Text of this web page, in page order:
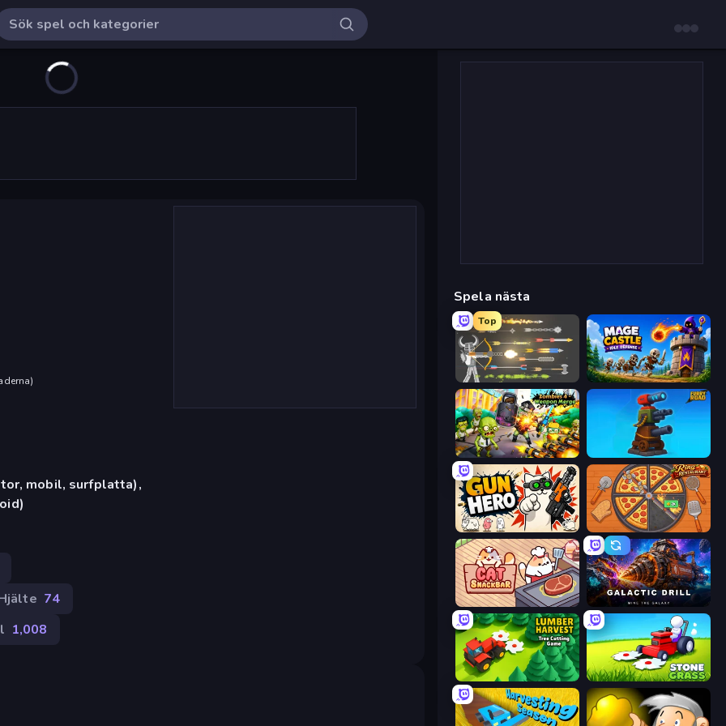
)
mobil, surfplatta),
74
1,008
Spela nästa
Top
Ragdoll Archers Mage Castle Idle Defense
Zombies 4 Weapon Merge Furry Road
Gun Hero: Cat Survival Ring Restaurant
Cat Snack Bar Galactic Drill
Lumber Harvest: Tree Cutting Game Stone Grass: Mowing Simulator